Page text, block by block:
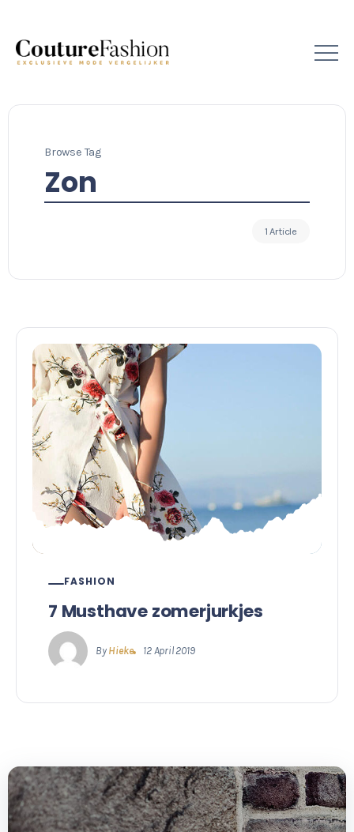
Browse Tag
Zon
1 Article
FASHION
7 Musthave zomerjurkjes
By Hieke 12 April 2019